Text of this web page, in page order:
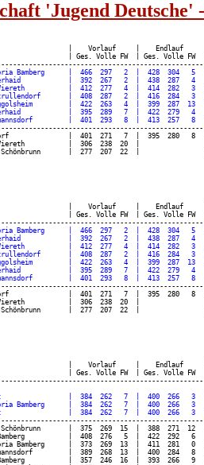
'Jugend Deutsche'
|    Vorlauf     |    Endlauf     |
| Ges. Volle FW  | Ges. Volle FW
Bamberg      |  466  297   2  |  428  304   5
|  392  267   2  |  438  287   4
|  412  277   4  |  414  282   3
|  408  287   2  |  416  284   3
|  422  263   4  |  399  287  13
|  395  289   7  |  422  279   4  |
|  401  271   7  |  395  280   8  |
Viereth           |  306  238  20  |                |
|    Vorlauf     |    Endlauf     |
| Ges. Volle FW  | Ges. Volle FW
Bamberg      |  466  297   2  |  428  304   5
|  392  267   2  |  438  287   4
|  412  277   4  |  414  282   3
|  408  287   2  |  416  284   3
|  422  263   4  |  399  287  13
|  395  289   7  |  422  279   4  |
|  401  271   7  |  395  280   8  |
Viereth           |  306  238  20  |                |
|    Vorlauf     |    Endlauf     |
| Ges. Volle FW  | Ges. Volle FW
|  384  262   7  |  400  266   3  |
Bamberg      |  384  262   7  |  400  266   3
|  375  269  15  |  388  271  12
|  408  276   5  |  422  292   6  |
Bamberg      |  373  269  13  |  411  281   0
|  389  268  13  |  400  284   8
|  357  246  16  |  393  266   9